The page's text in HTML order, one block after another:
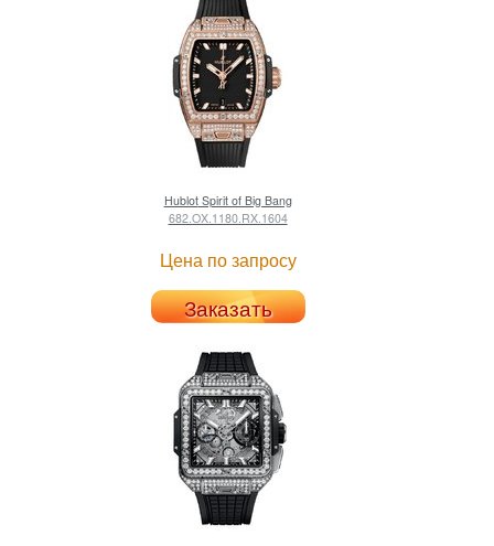
HublotSpirit of Big Bang
682.OX.1180.RX.1604
Цена по запросу
Заказать